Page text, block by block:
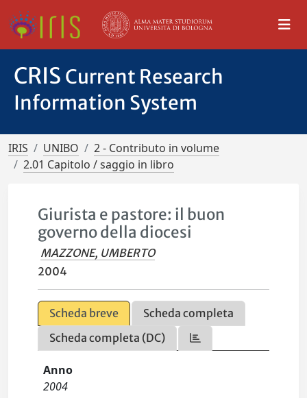
CRIS Current Research
Information System
IRIS UNIBO
2 - Contributo in volume
2.01 Capitolo / saggio in libro
Giurista e pastore: il buon
governo della diocesi
MAZZONE, UMBERTO
2004
Scheda breve
Scheda completa
Scheda completa (DC)
Anno
2004